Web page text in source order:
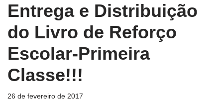
Entrega e Distribuição
do Livro de Reforço
Escolar-Primeira
Classe!!!
26 de fevereiro de 2017